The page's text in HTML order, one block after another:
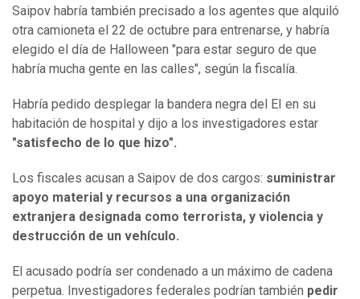
Saipov habría también precisado a los agentes que alquiló
otra camioneta el 22 de octubre para entrenarse, y habría
elegido el día de Halloween "para estar seguro de que
habría mucha gente en las calles", según la fiscalía.
Habría pedido desplegar la bandera negra del EI en su
habitación de hospital y dijo a los investigadores estar
"satisfecho de lo que hizo".
Los fiscales acusan a Saipov de dos cargos: suministrar
apoyo material y recursos a una organización
extranjera designada como terrorista, y violencia y
destrucción de un vehículo.
El acusado podría ser condenado a un máximo de cadena
perpetua. Investigadores federales podrían también pedir